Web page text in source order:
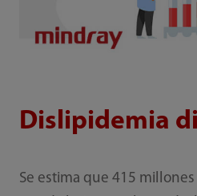
Dislipidemia
Se estima que 415